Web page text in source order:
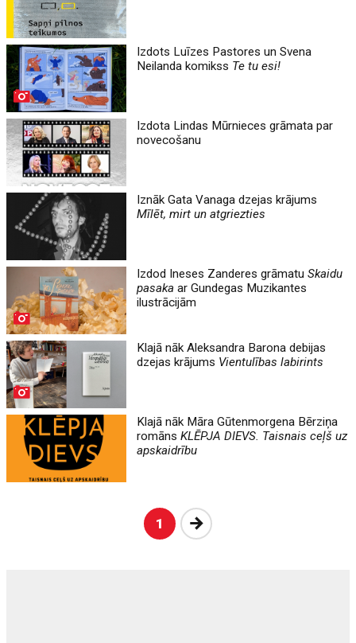
Izdots Luīzes Pastores un Svena
Neilanda komikss Te tu esi!
Izdota Lindas Mūrnieces grāmata par
novecošanu
Iznāk Gata Vanaga dzejas krājums
Mīlēt, mirt un atgriezties
Izdod Ineses Zanderes grāmatuSkaidu
pasaka ar Gundegas Muzikantes
ilustrācijām
Klajā nāk Aleksandra Barona debijas
dzejas krājums Vientulības labirints
Klajā nāk Māra Gūtenmorgena Bērziņa
romānsKLĒPJA DIEVS. Taisnais ceļš uz
apskaidrību
1 Nākošā